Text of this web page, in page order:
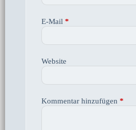
E-Mail *
Website
Kommentar hinzufügen *